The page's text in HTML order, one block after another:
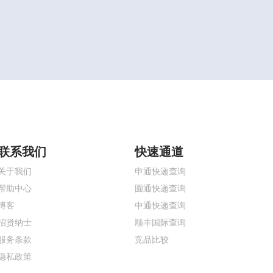
系我们
于我们
助中心
客
贤纳士
务条款
私政策
快速通道
申通快递查询
圆通快递查询
中通快递查询
顺丰国际查询
竞品比较